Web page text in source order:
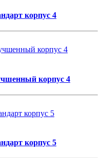
корпус 4
корпус 4
корпус 5